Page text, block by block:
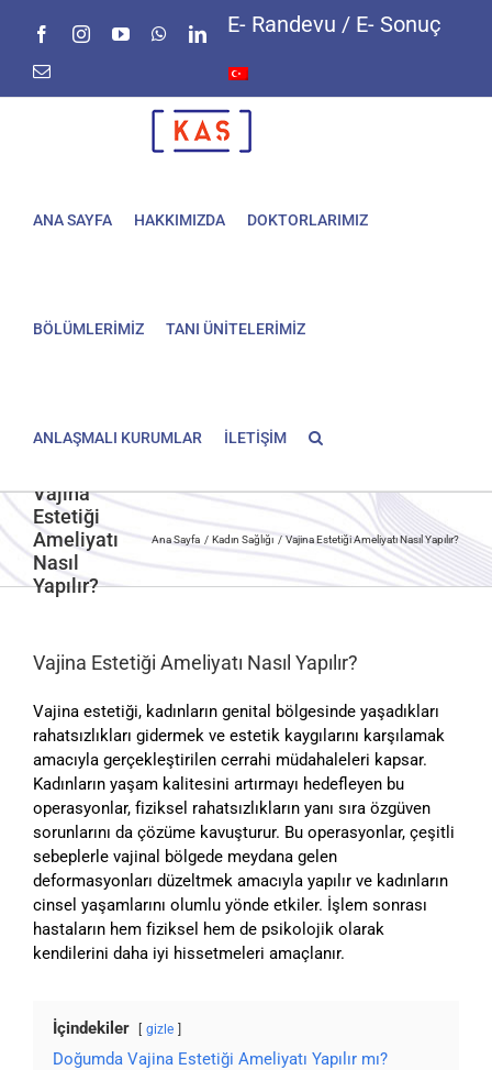
FacebookInstagramYouTubeWhatsAppLinkedIn
E-
E- Randevu / E- Sonuç
ANA SAYFA HAKKIMIZDA DOKTORLARIMIZ
BÖLÜMLERİMİZ TANI ÜNİTELERİMİZ
ANLAŞMALI KURUMLAR İLETİŞİM
Vajina
Estetiği
Ameliyatı
Nasıl
Yapılır?
Ana Sayfa Kadın Sağlığı Vajina Estetiği Ameliyatı Nasıl Yapılır?
Vajina Estetiği Ameliyatı Nasıl Yapılır?
Vajina estetiği, kadınların genital bölgesinde yaşadıkları
rahatsızlıkları gidermek ve estetik kaygılarını karşılamak
amacıyla gerçekleştirilen cerrahi müdahaleleri kapsar.
Kadınların yaşam kalitesini artırmayı hedefleyen bu
operasyonlar, fiziksel rahatsızlıkların yanı sıra özgüven
sorunlarını da çözüme kavuşturur. Bu operasyonlar, çeşitli
sebeplerle vajinal bölgede meydana gelen
deformasyonları düzeltmek amacıyla yapılır ve kadınların
cinsel yaşamlarını olumlu yönde etkiler. İşlem sonrası
hastaların hem fiziksel hem de psikolojik olarak
kendilerini daha iyi hissetmeleri amaçlanır.
İçindekiler gizle
Doğumda Vajina Estetiği Ameliyatı Yapılır mı?